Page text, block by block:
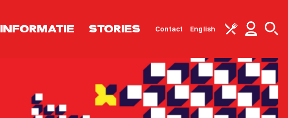
INFORMATIE STORIES Contact English